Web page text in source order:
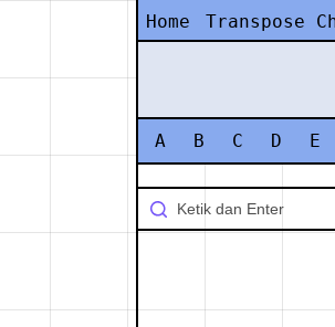
Home Transpose
A B C D E